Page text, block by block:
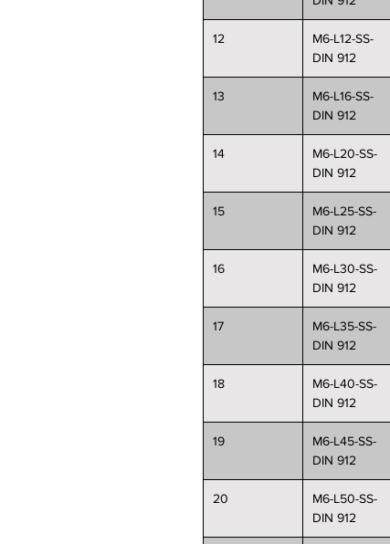
12
M6-L12-SS-
DIN 912
13
M6-L16-SS-
DIN 912
14
M6-L20-SS-
DIN 912
15
M6-L25-SS-
DIN 912
16
M6-L30-SS-
DIN 912
17
M6-L35-SS-
DIN 912
18
M6-L40-SS-
DIN 912
19
M6-L45-SS-
DIN 912
20
M6-L50-SS-
DIN 912